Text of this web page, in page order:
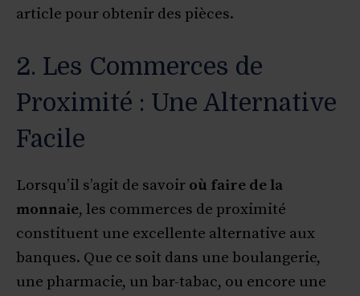
article pour obtenir des pièces.
2. Les Commerces de
Proximité : Une Alternative
Facile
Lorsqu’il s’agit de savoir où faire de la
monnaie, les commerces de proximité
constituent une excellente alternative aux
banques. Que ce soit dans une boulangerie,
une pharmacie, un bar-tabac, ou encore une